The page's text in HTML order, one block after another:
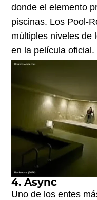
donde el elemento
piscinas. Los Pool-
múltiples niveles de
en la película oficial.
4. Async
Uno de los entes